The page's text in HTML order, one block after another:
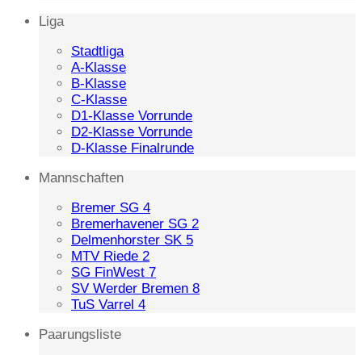
Liga
Stadtliga
A-Klasse
B-Klasse
C-Klasse
D1-Klasse Vorrunde
D2-Klasse Vorrunde
D-Klasse Finalrunde
Mannschaften
Bremer SG 4
Bremerhavener SG 2
Delmenhorster SK 5
MTV Riede 2
SG FinWest 7
SV Werder Bremen 8
TuS Varrel 4
Paarungsliste